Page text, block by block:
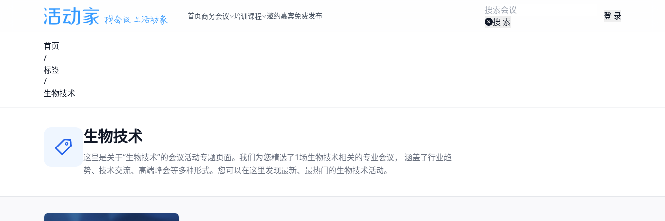
首页商务会议 培训课程 邀约嘉宾免费发布
搜 索
登 录
首页
/
标签
/
生物技术
生物技术
这里是关于“生物技术”的会议活动专题页面。我们为您精选了1场生物技术相关的专业会议， 涵盖了行业趋
势、技术交流、高端峰会等多种形式。您可以在这里发现最新、最热门的生物技术活动。